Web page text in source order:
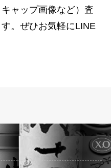
ャップ画像など）査
。ぜひお気軽にLINE